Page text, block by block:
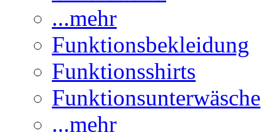
...mehr
Funktionsbekleidung
Funktionsshirts
Funktionsunterwäsche
...mehr